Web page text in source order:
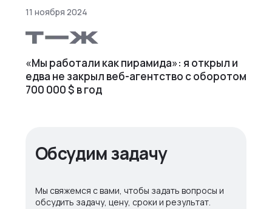
11 ноября 2024
«Мы работали как пирамида»: я открыл и
едва не закрыл веб⁠-⁠агентство с оборотом
700 000 $ в год
Обсудим задачу
Мы свяжемся с вами, чтобы задать вопросы и
обсудить задачу, цену, сроки и результат.